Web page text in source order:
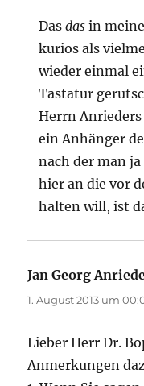
Dasdas in
kurios als
wieder einmal
Tastatur
Herrn
ein Anhänger
nach der man ja
hier an die vor
halten will, ist
Jan Georg
1. August 2013 um
Lieber Herr Dr.
Anmerkungen